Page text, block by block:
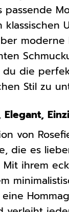
passende
klassischen
moderne
du die
Stil zu
Elegant,
von
die es
Mit ihrem